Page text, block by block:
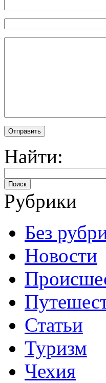
Отправить
Найти:
Поиск
Рубрики
Без
Новости
Статьи
Туризм
Чехия